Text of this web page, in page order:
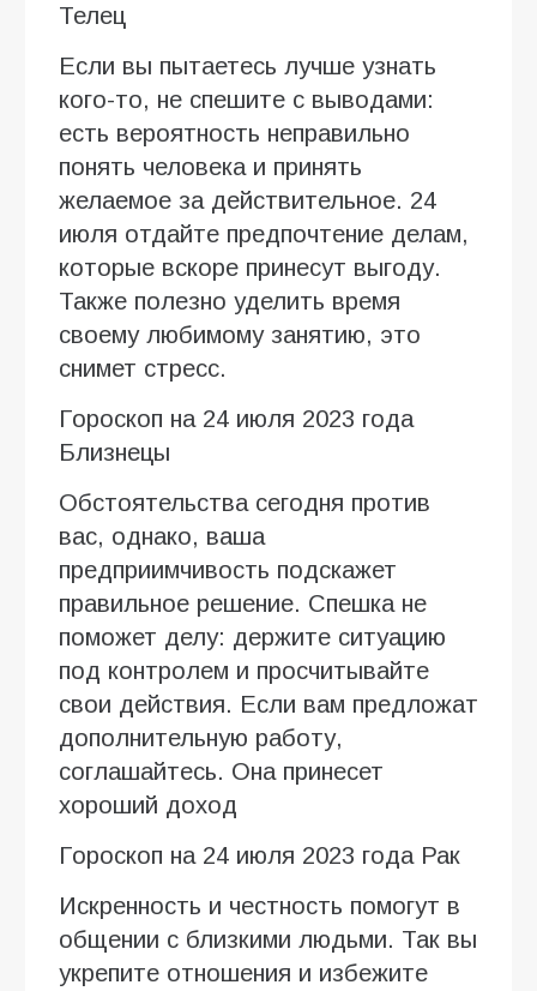
Телец
Если вы пытаетесь лучше узнать
кого-то, не спешите с выводами:
есть вероятность неправильно
понять человека и принять
желаемое за действительное. 24
июля отдайте предпочтение делам,
которые вскоре принесут выгоду.
Также полезно уделить время
своему любимому занятию, это
снимет стресс.
Гороскоп на 24 июля 2023 года
Близнецы
Обстоятельства сегодня против
вас, однако, ваша
предприимчивость подскажет
правильное решение. Спешка не
поможет делу: держите ситуацию
под контролем и просчитывайте
свои действия. Если вам предложат
дополнительную работу,
соглашайтесь. Она принесет
хороший доход
Гороскоп на 24 июля 2023 года Рак
Искренность и честность помогут в
общении с близкими людьми. Так вы
укрепите отношения и избежите